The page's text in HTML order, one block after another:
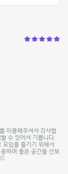
이용해주셔서 감사합
수 있어서 기쁩니다.
임을 즐기기 위해서
하며 좋은 공간을 선보